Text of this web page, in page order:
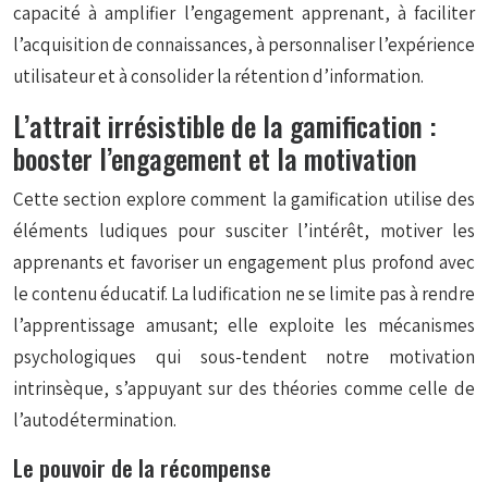
capacité à amplifier l’engagement apprenant, à faciliter
l’acquisition de connaissances, à personnaliser l’expérience
utilisateur et à consolider la rétention d’information.
L’attrait irrésistible de la gamification :
booster l’engagement et la motivation
Cette section explore comment la gamification utilise des
éléments ludiques pour susciter l’intérêt, motiver les
apprenants et favoriser un engagement plus profond avec
le contenu éducatif. La ludification ne se limite pas à rendre
l’apprentissage amusant; elle exploite les mécanismes
psychologiques qui sous-tendent notre motivation
intrinsèque, s’appuyant sur des théories comme celle de
l’autodétermination.
Le pouvoir de la récompense